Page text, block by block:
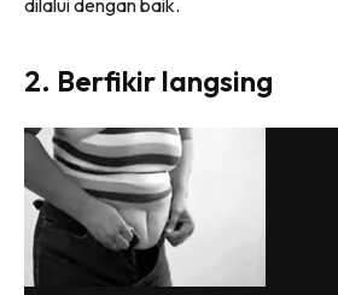
dilalui dengan baik.
2. Berfikir langsing